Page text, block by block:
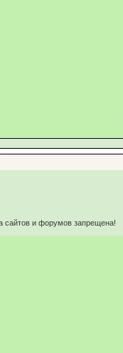
сайтов и форумов запрещена!